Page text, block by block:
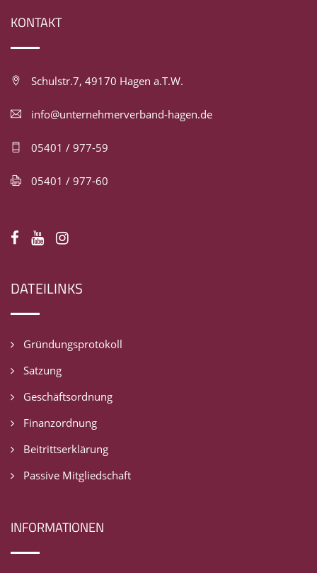
KONTAKT
Schulstr.7, 49170 Hagen a.T.W.
info@unternehmerverband-hagen.de
05401 / 977-59
05401 / 977-60
DATEILINKS
Gründungsprotokoll
Satzung
Geschäftsordnung
Finanzordnung
Beitrittserklärung
Passive Mitgliedschaft
INFORMATIONEN